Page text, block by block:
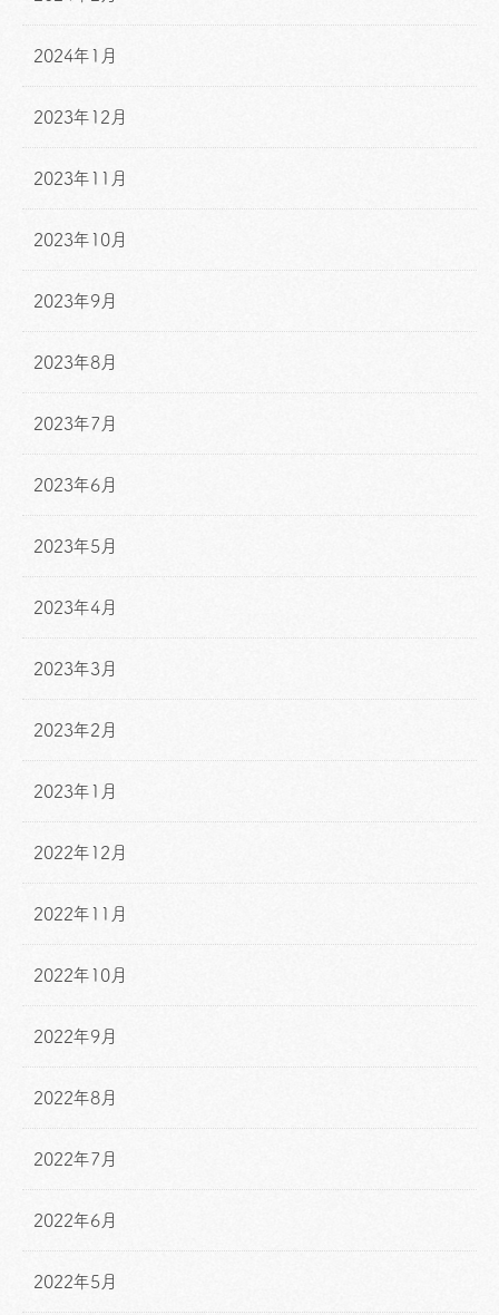
2024年1月
2023年12月
2023年11月
2023年10月
2023年9月
2023年8月
2023年7月
2023年6月
2023年5月
2023年4月
2023年3月
2023年2月
2023年1月
2022年12月
2022年11月
2022年10月
2022年9月
2022年8月
2022年7月
2022年6月
2022年5月